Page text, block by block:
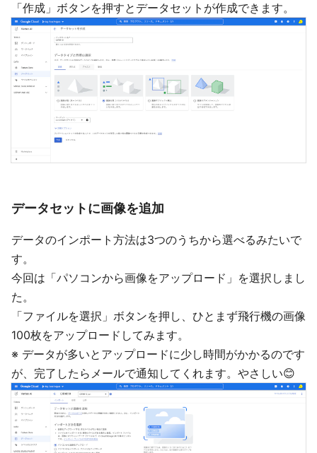
「作成」ボタンを押すとデータセットが作成できます。
データセットに画像を追加
データのインポート方法は3つのうちから選べるみたいで
す。
今回は「パソコンから画像をアップロード」を選択しまし
た。
「ファイルを選択」ボタンを押し、ひとまず飛行機の画像
100枚をアップロードしてみます。
※ データが多いとアップロードに少し時間がかかるのです
が、完了したらメールで通知してくれます。やさしい😊